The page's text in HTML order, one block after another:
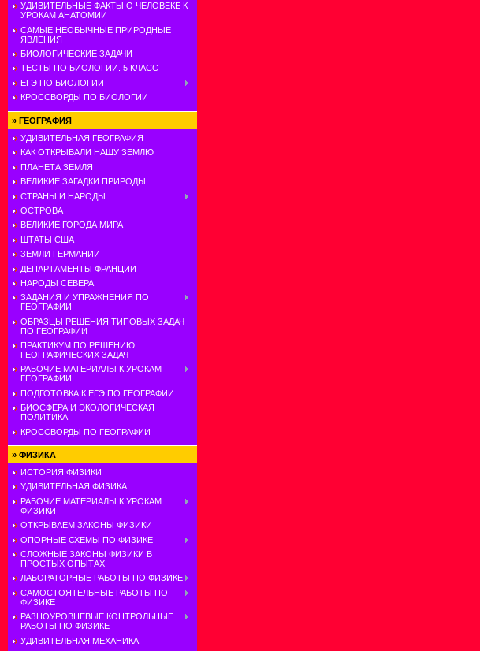
УДИВИТЕЛЬНЫЕ ФАКТЫ О ЧЕЛОВЕКЕ К
УРОКАМ АНАТОМИИ
САМЫЕ НЕОБЫЧНЫЕ ПРИРОДНЫЕ
ЯВЛЕНИЯ
БИОЛОГИЧЕСКИЕ ЗАДАЧИ
ТЕСТЫ ПО БИОЛОГИИ. 5 КЛАСС
ЕГЭ ПО БИОЛОГИИ
КРОССВОРДЫ ПО БИОЛОГИИ
» ГЕОГРАФИЯ
УДИВИТЕЛЬНАЯ ГЕОГРАФИЯ
КАК ОТКРЫВАЛИ НАШУ ЗЕМЛЮ
ПЛАНЕТА ЗЕМЛЯ
ВЕЛИКИЕ ЗАГАДКИ ПРИРОДЫ
СТРАНЫ И НАРОДЫ
ОСТРОВА
ВЕЛИКИЕ ГОРОДА МИРА
ШТАТЫ США
ЗЕМЛИ ГЕРМАНИИ
ДЕПАРТАМЕНТЫ ФРАНЦИИ
НАРОДЫ СЕВЕРА
ЗАДАНИЯ И УПРАЖНЕНИЯ ПО
ГЕОГРАФИИ
ОБРАЗЦЫ РЕШЕНИЯ ТИПОВЫХ ЗАДАЧ
ПО ГЕОГРАФИИ
ПРАКТИКУМ ПО РЕШЕНИЮ
ГЕОГРАФИЧЕСКИХ ЗАДАЧ
РАБОЧИЕ МАТЕРИАЛЫ К УРОКАМ
ГЕОГРАФИИ
ПОДГОТОВКА К ЕГЭ ПО ГЕОГРАФИИ
БИОСФЕРА И ЭКОЛОГИЧЕСКАЯ
ПОЛИТИКА
КРОССВОРДЫ ПО ГЕОГРАФИИ
» ФИЗИКА
ИСТОРИЯ ФИЗИКИ
УДИВИТЕЛЬНАЯ ФИЗИКА
РАБОЧИЕ МАТЕРИАЛЫ К УРОКАМ
ФИЗИКИ
ОТКРЫВАЕМ ЗАКОНЫ ФИЗИКИ
ОПОРНЫЕ СХЕМЫ ПО ФИЗИКЕ
СЛОЖНЫЕ ЗАКОНЫ ФИЗИКИ В
ПРОСТЫХ ОПЫТАХ
ЛАБОРАТОРНЫЕ РАБОТЫ ПО ФИЗИКЕ
САМОСТОЯТЕЛЬНЫЕ РАБОТЫ ПО
ФИЗИКЕ
РАЗНОУРОВНЕВЫЕ КОНТРОЛЬНЫЕ
РАБОТЫ ПО ФИЗИКЕ
УДИВИТЕЛЬНАЯ МЕХАНИКА